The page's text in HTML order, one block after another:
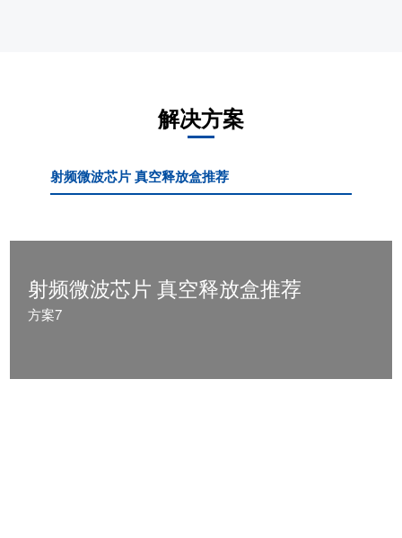
解决方案
射频微波芯片 真空释放盒推荐
射频微波芯片 真空释放盒推荐
方案7